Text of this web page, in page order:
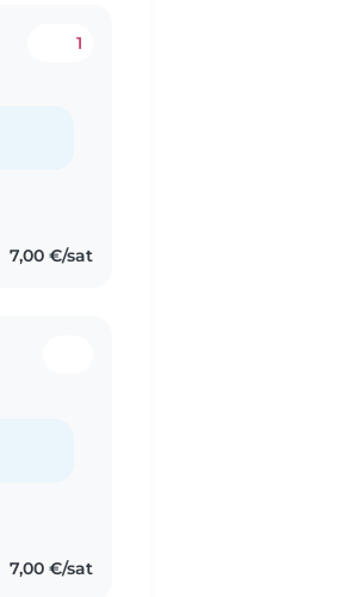
1
7,00 €/sat
7,00 €/sat